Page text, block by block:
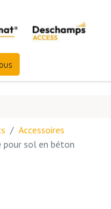
Accessoires
pour sol en béton